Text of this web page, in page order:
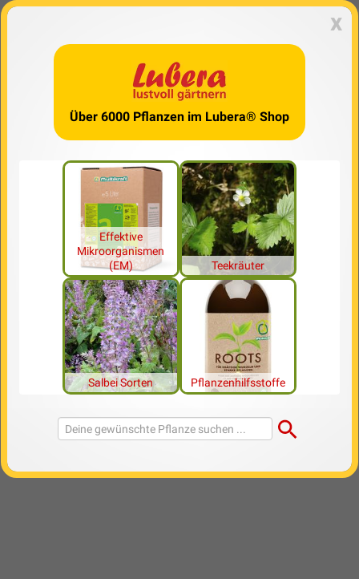
x
Über 6000 Pflanzen im Lubera® Shop
Effektive
Mikroorganismen
(EM)
Teekräuter
Salbei Sorten Pflanzenhilfsstoffe